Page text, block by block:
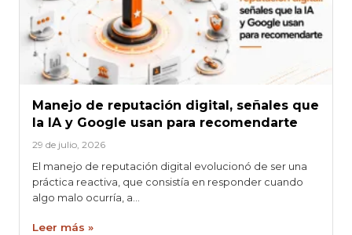
Manejo de reputación digital, señales que
la IA y Google usan para recomendarte
29 de julio, 2026
El manejo de reputación digital evolucionó de ser una
práctica reactiva, que consistía en responder cuando
algo malo ocurría, a…
Leer más »